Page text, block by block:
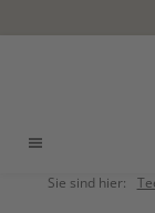
Zum Hauptinhalt
Sie sind hier: